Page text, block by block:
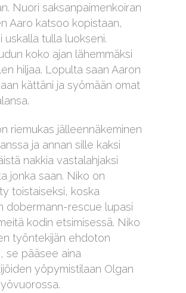
Nuori saksanpaimenkoiran
Aaro katsoo kopistaan,
uskalla tulla luokseni.
koko ajan lähemmäksi
hiljaa. Lopulta saan Aaron
kättäni ja syömään omat
riemukas jälleennäkeminen
ja annan sille kaksi
nakkia vastalahjaksi
jonka saan. Niko on
toistaiseksi, koska
dobermann-rescue lupasi
kodin etsimisessä. Niko
työntekijän ehdoton
se pääsee aina
yöpymistilaan Olgan